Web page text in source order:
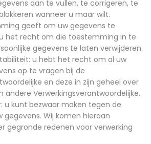
aan te vullen, te corrigeren, te
wanneer u maar wilt.
geeft om uw gegevens te
het recht om die toestemming in te
gegevens te laten verwijderen.
u hebt het recht om al uw
op te vragen bij de
en deze in zijn geheel over
andere Verwerkingsverantwoordelijke.
u kunt bezwaar maken tegen de
gegevens. Wij komen hieraan
gegronde redenen voor verwerking